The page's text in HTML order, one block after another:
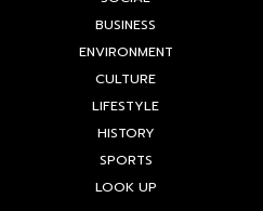
BUSINESS
ENVIRONMENT
CULTURE
LIFESTYLE
HISTORY
SPORTS
LOOK UP